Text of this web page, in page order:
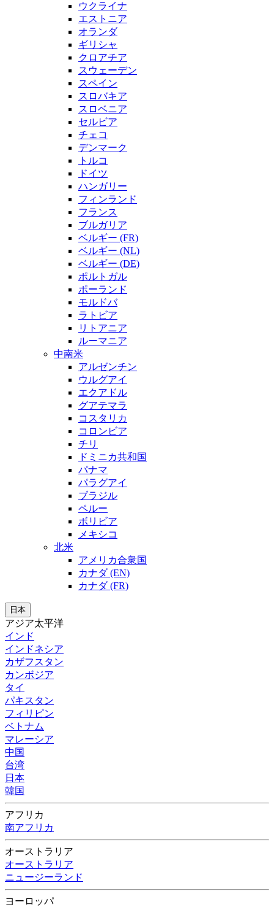
ウクライナ
エストニア
オランダ
ギリシャ
クロアチア
スウェーデン
スペイン
スロバキア
スロベニア
セルビア
チェコ
デンマーク
トルコ
ドイツ
ハンガリー
フィンランド
フランス
ブルガリア
ベルギー (FR)
ベルギー (NL)
ベルギー (DE)
ポルトガル
ポーランド
モルドバ
ラトビア
リトアニア
ルーマニア
中南米
アルゼンチン
ウルグアイ
エクアドル
グアテマラ
コスタリカ
コロンビア
チリ
ドミニカ共和国
パナマ
パラグアイ
ブラジル
ペルー
ボリビア
メキシコ
北米
アメリカ合衆国
カナダ (EN)
カナダ (FR)
日本
アジア太平洋
インド
インドネシア
カザフスタン
カンボジア
タイ
パキスタン
フィリピン
ベトナム
マレーシア
中国
台湾
日本
韓国
アフリカ
南アフリカ
オーストラリア
オーストラリア
ニュージーランド
ヨーロッパ